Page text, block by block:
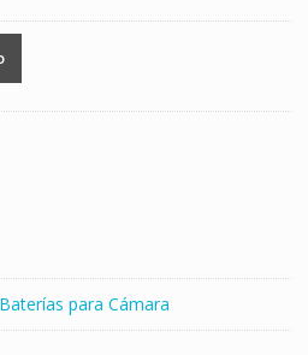
Baterías para Cámara